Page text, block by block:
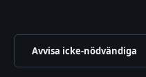
Tornimäe 5, Kesklinn
Tallinn, 10145
+372 614 0220
Avvisa icke-nödvändiga